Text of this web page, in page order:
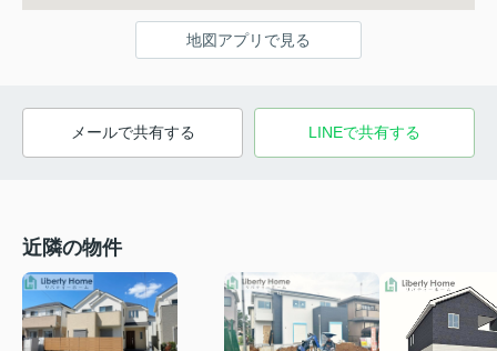
地図アプリで見る
メールで共有する LINEで共有する
近隣の物件